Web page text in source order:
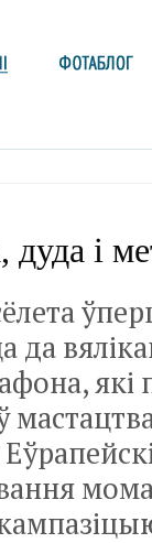
дуда і
да
які